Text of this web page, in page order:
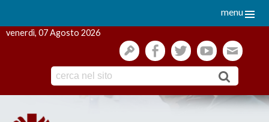
menu
venerdì, 07 Agosto 2026
gestionefacebooktwitteryoutube
Skip